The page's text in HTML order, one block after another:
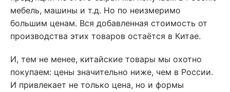
мебель, машины и т.д. Но по неизмеримо
большим ценам. Вся добавленная стоимость от
производства этих товаров остаётся в Китае.
И, тем не менее, китайские товары мы охотно
покупаем: цены значительно ниже, чем в России.
И привлекает не только цена, но и формы